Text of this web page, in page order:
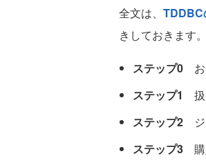
全文は、
きしておきます。
ステップ0 お
ステップ1
扱
ステップ2 ジ
ステップ3 購